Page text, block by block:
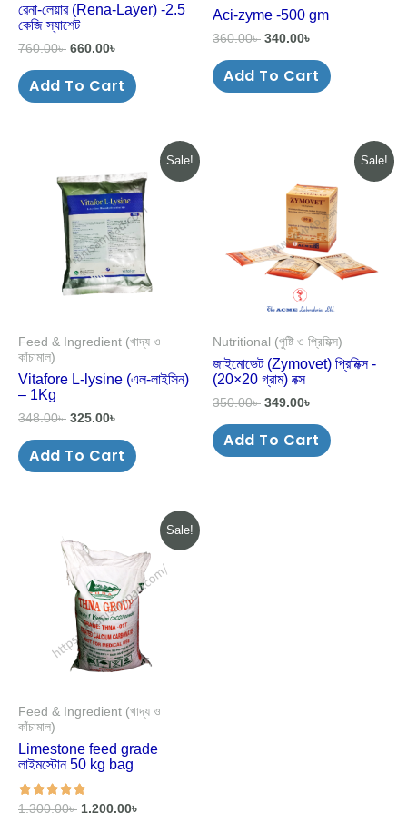
রেনা-লেয়ার (Rena-Layer) -2.5
কেজি স্যাশেট
760.00৳ 660.00৳
Add To Cart
Aci-zyme -500 gm
360.00৳ 340.00৳
Add To Cart
Sale!
Feed & Ingredient (খাদ্য ও
কাঁচামাল)
Vitafore L-lysine (এল-লাইসিন)
– 1Kg
348.00৳
was:
348.00৳ .
325.00৳
Current
price
is:
325.00৳ .
Add To Cart
Sale!
Nutritional (পুষ্টি ও প্রিমিক্স)
জাইমোভেট (Zymovet) প্রিমিক্স -
(20×20 গ্রাম) বক্স
350.00৳
was:
350.00৳ .
349.00৳
Current
is:
349.00৳ .
Add To Cart
Sale!
Feed & Ingredient (খাদ্য ও
কাঁচামাল)
Limestone feed grade
লাইমস্টোন 50 kg bag
1,300.00৳
price
was:
1,300.00৳ .
1,200.00৳
Current
price
is:
1,200.00৳ .